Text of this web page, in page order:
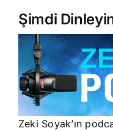
Şimdi
Zeki Soyak’ın